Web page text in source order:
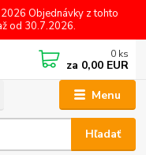
Objednávky z tohto
od 30.7.2026.
Menu
Hľadať
0 ks
za 0,00 EUR